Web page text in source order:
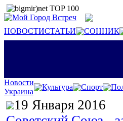
НОВОСТИСТАТЬИ СОННИК
Новости
Украина
Культура Спорт
19 Января 2016